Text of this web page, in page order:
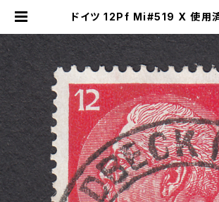
ドイツ 12Pf Mi#519 X 使用
ングスタンプのネットショップ
ng Stamp